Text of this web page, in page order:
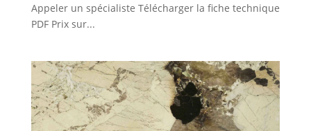
Appeler un spécialiste Télécharger la fiche technique
PDF Prix sur...